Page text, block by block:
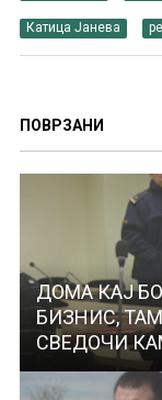
Катица Јанева
ПОВРЗАНИ
ДОМА КАЈ
БИЗНИС,
СВЕДОЧИ